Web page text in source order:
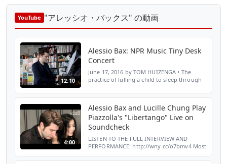
YouTube "アレッシオ・バックス" の動画
12:10
Alessio Bax: NPR Music Tiny Desk
Concert
June 17, 2016 by TOM HUIZENGA • The
practice of lulling a child to sleep through
4:00
Alessio Bax and Lucille Chung Play
Piazzolla's "Libertango" Live on
Soundcheck
LISTEN TO THE FULL INTERVIEW AND
PERFORMANCE: http://wny.cc/o7bmv4 Most